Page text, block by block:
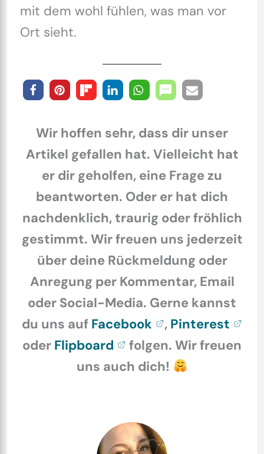
mit dem wohl fühlen, was man vor
Ort sieht.
Wir hoffen sehr, dass dir unser
Artikel gefallen hat. Vielleicht hat
er dir geholfen, eine Frage zu
beantworten. Oder er hat dich
nachdenklich, traurig oder fröhlich
gestimmt. Wir freuen uns jederzeit
über deine Rückmeldung oder
Anregung per Kommentar, Email
oder Social-Media. Gerne kannst
du uns auf Facebook , Pinterest
oder Flipboard
folgen. Wir freuen
uns auch dich!